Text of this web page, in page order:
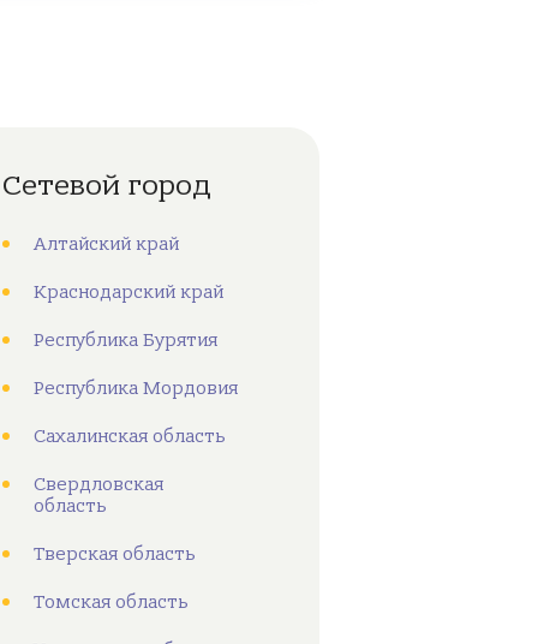
Сетевой город
Алтайский край
Краснодарский край
Республика Бурятия
Республика Мордовия
Сахалинская область
Свердловская
область
Тверская область
Томская область